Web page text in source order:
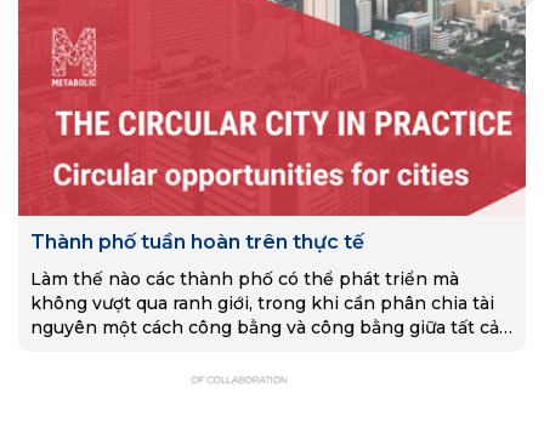
Thành phố tuần hoàn trên thực tế
Làm thế nào các thành phố có thể phát triển mà
không vượt qua ranh giới, trong khi cần phân chia tài
nguyên một cách công bằng và công bằng giữa tất cả